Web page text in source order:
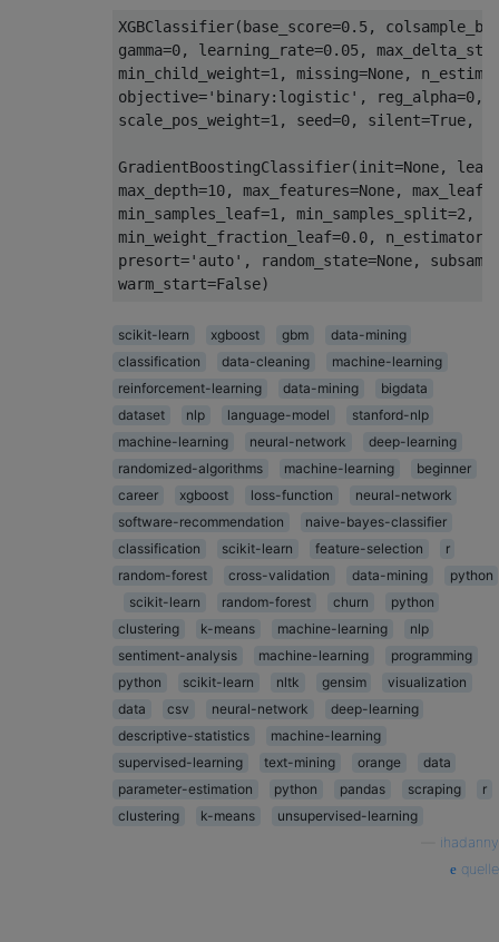
XGBClassifier(base_score=0.5,
gamma=0, learning_rate=0.05,
min_child_weight=1, missing=None,
objective='binary:logistic', reg_alpha=0,
scale_pos_weight=1, seed=0, silent=True,
GradientBoostingClassifier(init=None,
max_depth=10, max_features=None,
min_samples_leaf=1, min_samples_split=2,
min_weight_fraction_leaf=0.0,
presort='auto', random_state=None,
scikit-learn xgboost gbm
data-mining
classification
data-cleaning
machine-learning
reinforcement-learning
data-mining
bigdata
dataset
nlp language-model
stanford-nlp
machine-learning
neural-network
deep-learning
randomized-algorithms
machine-learning
beginner
career
xgboost loss-function
neural-network
software-recommendation
naive-bayes-classifier
classification
scikit-learn feature-selection
r
random-forest
cross-validation data-mining
python
scikit-learn
random-forest churn
python
clustering
k-means machine-learning
nlp
sentiment-analysis
machine-learning
programming
python
scikit-learn nltk gensim
visualization
data
csv neural-network
deep-learning
descriptive-statistics
machine-learning
supervised-learning
text-mining orange
data
parameter-estimation
python pandas scraping
r
clustering
k-means
unsupervised-learning
ihadanny
quelle